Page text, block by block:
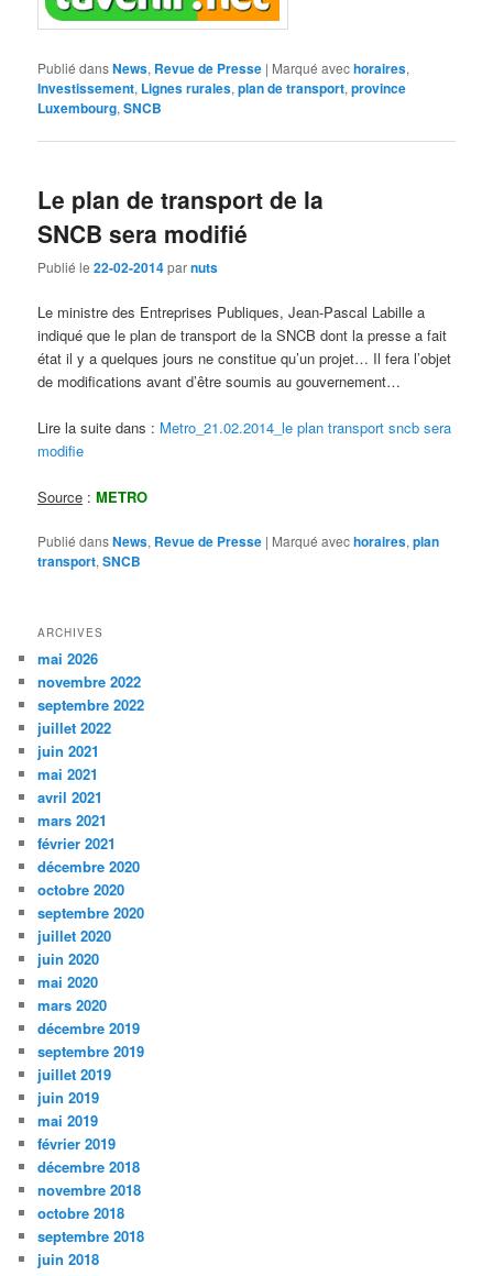
Publié dansNews, Revue de Presse | Marqué avechoraires,
Investissement, Lignes rurales,plan de transport,province
Luxembourg,SNCB
Le plan de transport de la
SNCB sera modifié
Publié le22-02-2014parnuts
Le ministre des Entreprises Publiques, Jean-Pascal Labille a
indiqué que le plan de transport de la SNCB dont la presse a fait
état il y a quelques jours ne constitue qu’un projet… Il fera l’objet
de modifications avant d’être soumis au gouvernement…
Lire la suite dans : Metro_21.02.2014_le plan transport sncb sera
modifie
Source :METRO
Publié dansNews, Revue de Presse | Marqué avechoraires,plan
transport,SNCB
ARCHIVES
mai 2026
novembre 2022
septembre 2022
juillet 2022
juin 2021
mai 2021
avril 2021
mars 2021
février 2021
décembre 2020
octobre 2020
septembre 2020
juillet 2020
juin 2020
mai 2020
mars 2020
décembre 2019
septembre 2019
juillet 2019
juin 2019
mai 2019
février 2019
décembre 2018
novembre 2018
octobre 2018
septembre 2018
juin 2018